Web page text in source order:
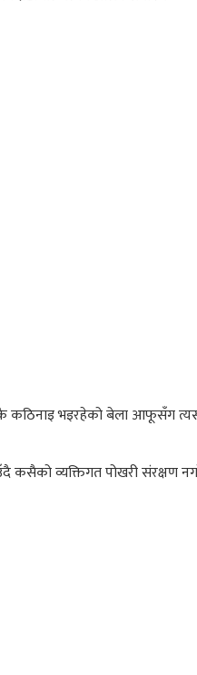
कठिनाइ भइरहेको बेला आफूसँग
कसैको व्यक्तिगत पोखरी संरक्षण